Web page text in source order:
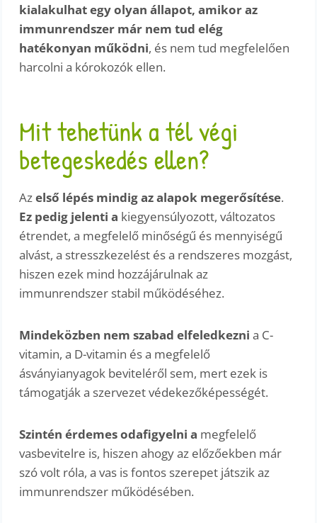
kialakulhat egy olyan állapot, amikor az
immunrendszer már nem tud elég
hatékonyan működni, és nem tud megfelelően
harcolni a kórokozók ellen.
Mit tehetünk a tél végi
betegeskedés ellen?
Azelső lépés mindig az alapok megerősítése.
Ez pedig jelenti a kiegyensúlyozott, változatos
étrendet, a megfelelő minőségű és mennyiségű
alvást, a stresszkezelést és a rendszeres mozgást,
hiszen ezek mind hozzájárulnak az
immunrendszer stabil működéséhez.
Mindeközben nem szabad elfeledkeznia C-
vitamin, a D-vitamin és a megfelelő
ásványianyagok beviteléről sem, mert ezek is
támogatják a szervezet védekezőképességét.
Szintén érdemes odafigyelni a megfelelő
vasbevitelre is, hiszen ahogy az előzőekben már
szó volt róla, a vas is fontos szerepet játszik az
immunrendszer működésében.